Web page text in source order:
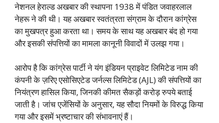
नेशनल हेराल्ड अखबार की स्थापना 1938 में पंडित जवाहरलाल
नेहरू ने की थी। यह अखबार स्वतंत्रता संग्राम के दौरान कांग्रेस
का मुखपत्र हुआ करता था। समय के साथ यह अखबार बंद हो गया
और इसकी संपत्तियों का मामला कानूनी विवादों में उलझ गया।
आरोप है कि कांग्रेस पार्टी ने यंग इंडियन प्राइवेट लिमिटेड नाम की
कंपनी के ज़रिए एसोसिएटेड जर्नल्स लिमिटेड (AJL) की संपत्तियों का
नियंत्रण हासिल किया, जिनकी कीमत सैकड़ों करोड़ रुपये बताई
जाती है। जांच एजेंसियों के अनुसार, यह सौदा नियमों के विरुद्ध किया
गया और इसमें भ्रष्टाचार की संभावनाएं हैं।